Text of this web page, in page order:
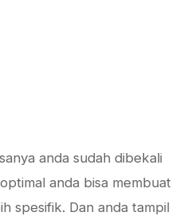
anda sudah dibekali
anda bisa membuat
spesifik. Dan anda tampil